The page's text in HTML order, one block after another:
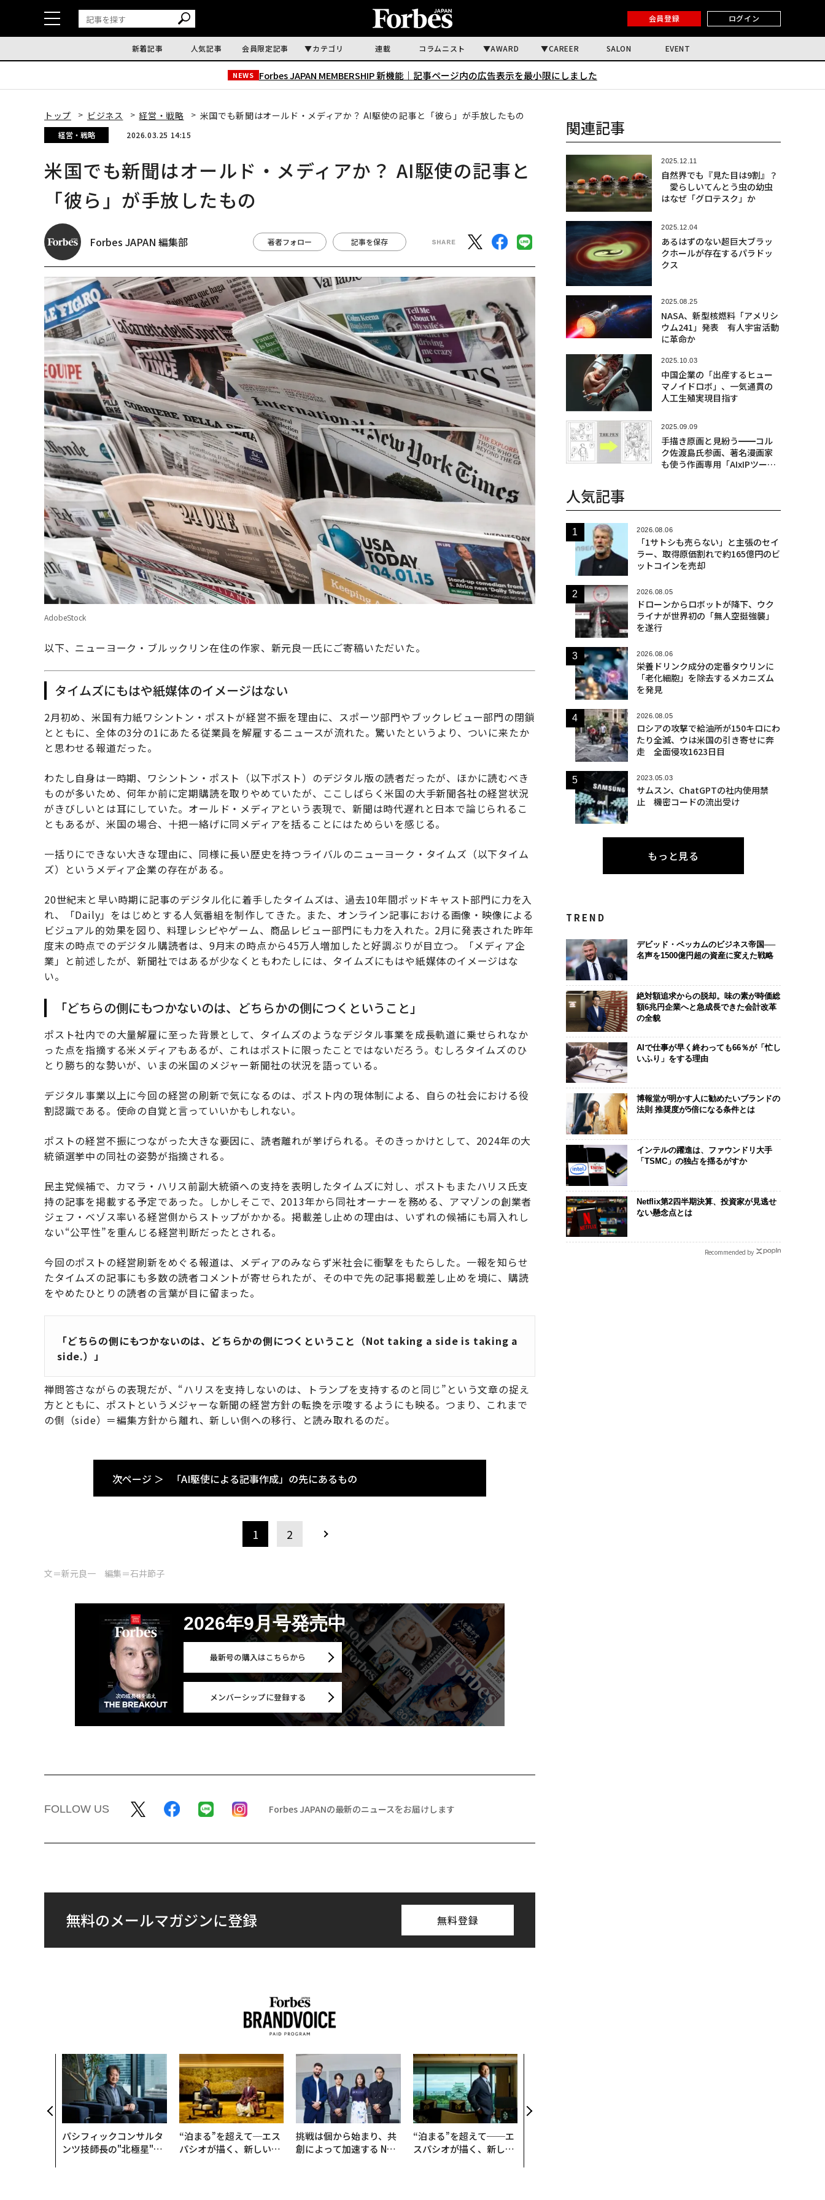
会員登録 ログイン
新着記事 人気記事 会員限定記事 カテゴリ 連載 コラムニスト AWARD CAREER SALON EVENT
NEWS Forbes JAPAN MEMBERSHIP 新機能｜ 記事ページ内の広告表示を最小限にしました
トップ ビジネス 経営・戦略 米国でも新聞はオールド・メディアか？ AI駆使の記事と「彼ら」が手放したもの
経営・戦略 2026.03.25 14:15
米国でも新聞はオールド・メディアか？ AI駆使の記事と
「彼ら」が手放したもの
Forbes JAPAN 編集部 著者フォロー 記事を保存
AdobeStock
以下、ニューヨーク・ブルックリン在住の作家、新元良一氏にご寄稿いただいた。
タイムズにもはや紙媒体のイメージはない
2月初め、米国有力紙ワシントン・ポストが経営不振を理由に、スポーツ部門やブックレビュー部門の閉鎖
とともに、全体の3分の1にあたる従業員を解雇するニュースが流れた。驚いたというより、ついに来たか
と思わせる報道だった。
わたし自身は一時期、ワシントン・ポスト（以下ポスト）のデジタル版の読者だったが、ほかに読むべき
ものが多いため、何年か前に定期購読を取りやめていたが、ここしばらく米国の大手新聞各社の経営状況
がきびしいとは耳にしていた。オールド・メディアという表現で、新聞は時代遅れと日本で論じられるこ
ともあるが、米国の場合、十把一絡げに同メディアを括ることにはためらいを感じる。
一括りにできない大きな理由に、同様に長い歴史を持つライバルのニューヨーク・タイムズ（以下タイム
ズ）というメディア企業の存在がある。
20世紀末と早い時期に記事のデジタル化に着手したタイムズは、過去10年間ポッドキャスト部門に力を入
れ、「Daily」をはじめとする人気番組を制作してきた。また、オンライン記事における画像・映像による
ビジュアル的効果を図り、料理レシピやゲーム、商品レビュー部門にも力を入れた。2月に発表された昨年
度末の時点でのデジタル購読者は、9月末の時点から45万人増加したと好調ぶりが目立つ。「メディア企
業」と前述したが、新聞社ではあるが少なくともわたしには、タイムズにもはや紙媒体のイメージはな
い。
「どちらの側にもつかないのは、どちらかの側につくということ」
ポスト社内での大量解雇に至った背景として、タイムズのようなデジタル事業を成長軌道に乗せられなか
った点を指摘する米メディアもあるが、これはポストに限ったことではないだろう。むしろタイムズのひ
とり勝ち的な勢いが、いまの米国のメジャー新聞社の状況を語っている。
デジタル事業以上に今回の経営の刷新で気になるのは、ポスト内の現体制による、自らの社会における役
割認識である。使命の自覚と言っていいかもしれない。
ポストの経営不振につながった大きな要因に、読者離れが挙げられる。そのきっかけとして、2024年の大
統領選挙中の同社の姿勢が指摘される。
民主党候補で、カマラ・ハリス前副大統領への支持を表明したタイムズに対し、ポストもまたハリス氏支
持の記事を掲載する予定であった。しかしそこで、2013年から同社オーナーを務める、アマゾンの創業者
ジェフ・ベゾス率いる経営側からストップがかかる。掲載差し止めの理由は、いずれの候補にも肩入れし
ない“公平性”を重んじる経営判断だったとされる。
今回のポストの経営刷新をめぐる報道は、メディアのみならず米社会に衝撃をもたらした。一報を知らせ
たタイムズの記事にも多数の読者コメントが寄せられたが、その中で先の記事掲載差し止めを境に、購読
をやめたひとりの読者の言葉が目に留まった。
「どちらの側にもつかないのは、どちらかの側につくということ（Not taking a side is taking a
side.）」
禅問答さながらの表現だが、“ハリスを支持しないのは、トランプを支持するのと同じ”という文章の捉え
方とともに、ポストというメジャーな新聞の経営方針の転換を示唆するようにも映る。つまり、これまで
の側（side）＝編集方針から離れ、新しい側への移行、と読み取れるのだ。
次ページ ＞ 「AI駆使による記事作成」の先にあるもの
1 2
文＝新元良一 編集＝石井節子
2026年9月号発売中
最新号の購入はこちらから
メンバーシップに登録する
FOLLOW US Forbes JAPANの最新のニュースをお届けします
無料のメールマガジンに登録 無料登録
パシフィックコンサルタ
ンツ技師長の"北極星"。
“泊まる”を超えて─エス
パシオが描く、新しい日
挑戦は個から始まり、共
創によって加速する NOR
“泊まる”を超えて──エ
スパシオが描く、新しい
関連記事
2025.12.11
自然界でも『見た目は9割』？
愛らしいてんとう虫の幼虫
はなぜ「グロテスク」か
2025.12.04
あるはずのない超巨大ブラッ
クホールが存在するパラドッ
クス
2025.08.25
NASA、新型核燃料「アメリシ
ウム241」発表 有人宇宙活動
に革命か
2025.10.03
中国企業の「出産するヒュー
マノイドロボ」、一気通貫の
人工生殖実現目指す
2025.09.09
手描き原画と見紛う━━コル
ク佐渡島氏参画、著名漫画家
も使う作画専用「AIxIPツー
人気記事
2026.08.06
「1サトシも売らない」と主張のセイ
ラー、取得原価割れで約165億円のビ
ットコインを売却
2026.08.05
ドローンからロボットが降下、ウク
ライナが世界初の「無人空挺強襲」
を遂行
2026.08.06
栄養ドリンク成分の定番タウリンに
「老化細胞」を除去するメカニズム
を発見
2026.08.05
ロシアの攻撃で給油所が150キロにわ
たり全滅、ウは米国の引き寄せに奔
走 全面侵攻1623日目
2023.05.03
サムスン、ChatGPTの社内使用禁
止 機密コードの流出受け
もっと見る
TREND
デビッド・ベッカムのビジネス帝国──
名声を1500億円超の資産に変えた戦略
絶対額追求からの脱却。味の素が時価総
額6兆円企業へと急成長できた会計改革
の全貌
AIで仕事が早く終わっても66％が「忙し
いふり」をする理由
博報堂が明かす人に勧めたいブランドの
法則 推奨度が5倍になる条件とは
インテルの躍進は、ファウンドリ大手
「TSMC」の独占を揺るがすか
Netflix第2四半期決算、投資家が見逃せ
ない懸念点とは
Recommended by